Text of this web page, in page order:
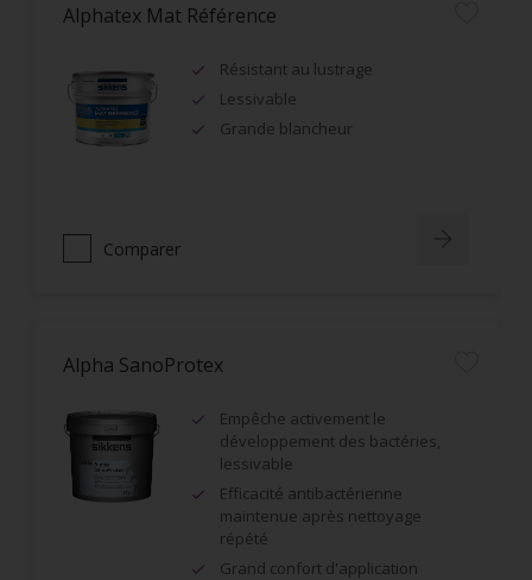
Alphatex Mat Référence
Résistant au lustrage
Lessivable
Grande blancheur
Comparer
Alpha SanoProtex
Empêche activement le
développement des bactéries,
lessivable
Efficacité antibactérienne
maintenue après nettoyage
répété
Grand confort d'application